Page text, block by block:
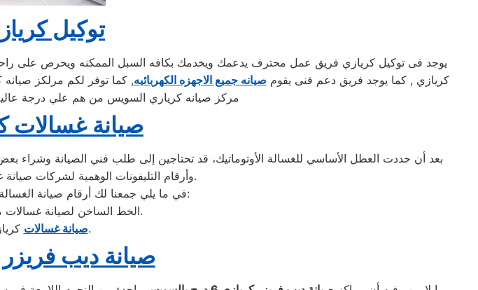
توكيل
يوجد فى توكيل كريازي فريق عمل محترف يدعمك ويخدمك بكافه السبل الممكنه ويحرص على
كريازي , كما يوجد فريق دعم فنى يقوم صيانه جميع الاجهزه الكهربائيه
مركز صيانه كريازي السويس من هم علي درجة عاليه
صيانة غسالات
بعد أن حددت العطل الأساسي للغسالة الأوتوماتيك، قد تحتاجين إلى طلب فني الصيانة وشراء بعض
وأرقام التليفونات الوهمية لشركات صيانة غير معروفة، ما قد يعرضك لعمليات النصب.
في ما يلي جمعنا لك أرقام صيانة الغسالة الأوتوماتيك لأشهر الماركات في السويس:
الخط الساخن لصيانة غسالات ملابس كريازي 01210999852.
صيانة غسالاتكريازي 01096922100.
صيانة ديب